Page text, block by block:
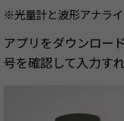
※光量計と波形アナラ
アプリをダウンロー
号を確認して入力す